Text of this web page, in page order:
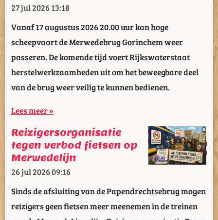
27 jul 202613:18
Vanaf 17 augustus 2026 20.00 uur kan hoge
scheepvaart de Merwedebrug Gorinchem weer
passeren. De komende tijd voert Rijkswaterstaat
herstelwerkzaamheden uit om het beweegbare deel
van de brug weer veilig te kunnen bedienen.
Lees meer »
Reizigersorganisatie
tegen verbod fietsen op
Merwedelijn
26 jul 202609:16
Sinds de afsluiting van de Papendrechtsebrug mogen
reizigers geen fietsen meer meenemen in de treinen